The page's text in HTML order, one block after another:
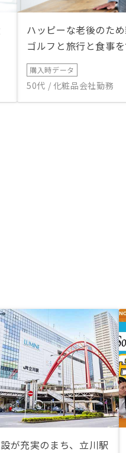
ハッピーな老後のた
ゴルフと旅行と食事
購入時データ
50代 / 化粧品会社勤務
が充実のまち、立川駅